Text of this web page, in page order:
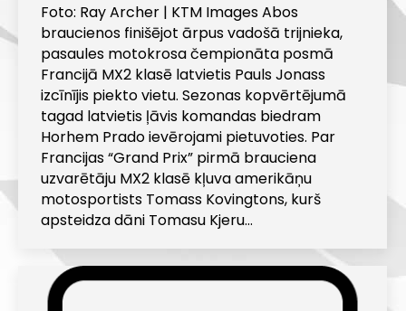
Foto: Ray Archer | KTM Images Abos
braucienos finišējot ārpus vadošā trijnieka,
pasaules motokrosa čempionāta posmā
Francijā MX2 klasē latvietis Pauls Jonass
izcīnījis piekto vietu. Sezonas kopvērtējumā
tagad latvietis ļāvis komandas biedram
Horhem Prado ievērojami pietuvoties. Par
Francijas “Grand Prix” pirmā brauciena
uzvarētāju MX2 klasē kļuva amerikāņu
motosportists Tomass Kovingtons, kurš
apsteidza dāni Tomasu Kjeru…